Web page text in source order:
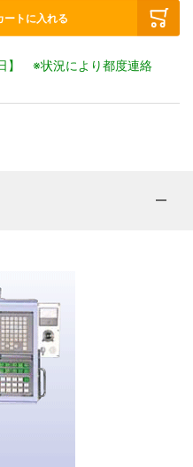
ートに入れる
】 ※状況により都度連絡